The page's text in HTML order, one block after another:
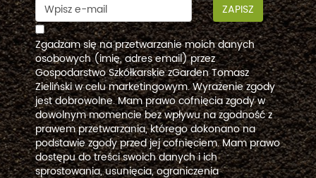
ZAPISZ
Zgadzam się na przetwarzanie moich danych
osobowych (imię, adres email) przez
Gospodarstwo Szkółkarskie zGarden Tomasz
Zieliński w celu marketingowym. Wyrażenie zgody
jest dobrowolne. Mam prawo cofnięcia zgody w
dowolnym momencie bez wpływu na zgodność z
prawem przetwarzania, którego dokonano na
podstawie zgody przed jej cofnięciem. Mam prawo
dostępu do treści swoich danych i ich
sprostowania, usunięcia, ograniczenia